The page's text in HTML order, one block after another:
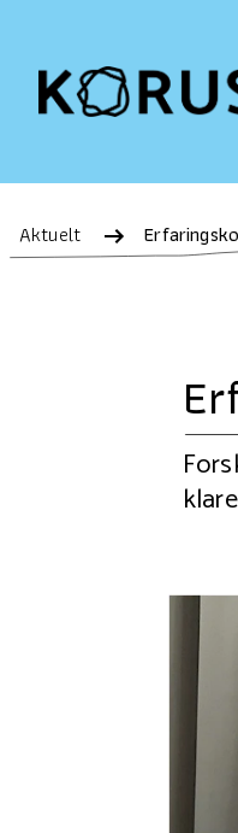
Aktuelt